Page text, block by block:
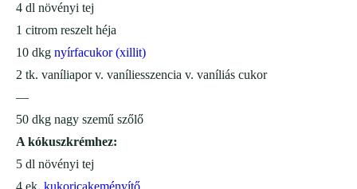
4 dl növényi tej
1 citrom reszelt héja
10 dkg nyírfacukor (xillit)
2 tk. vaníliapor v. vaníliesszencia v. vaníliás cukor
—
50 dkg nagy szemű szőlő
A kókuszkrémhez:
5 dl növényi tej
4 ek. kukoricakeményítő